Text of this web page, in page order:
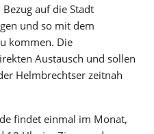
auf die Stadt
und so mit dem
kommen. Die
Austausch und sollen
Helmbrechtser zeitnah
findet einmal im Monat,